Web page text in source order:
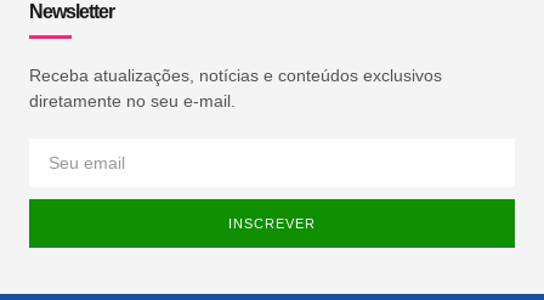
Newsletter
Receba atualizações, notícias e conteúdos exclusivos
diretamente no seu e-mail.
INSCREVER